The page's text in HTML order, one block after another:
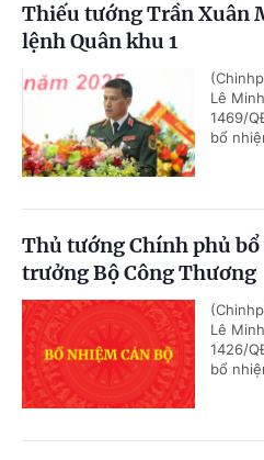
Thiếu tướng Trần Xuân
lệnh Quân khu 1
Lê
1469/
bổ
Thủ tướng Chính phủ
trưởng Bộ Công Thương
Lê
1426/
bổ